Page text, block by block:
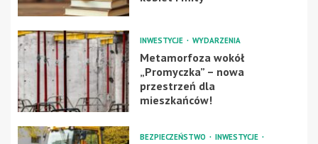
INWESTYCJE WYDARZENIA
Metamorfoza wokół
„Promyczka” – nowa
przestrzeń dla
mieszkańców!
BEZPIECZEŃSTWO
INWESTYCJE